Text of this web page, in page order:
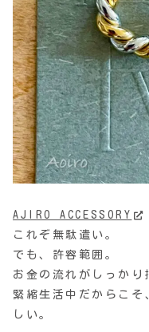
AJIRO ACCESSORY
これぞ無駄遣い。
でも、許容範囲。
お金の流れがしっかり
緊縮生活中だからこそ
しい。